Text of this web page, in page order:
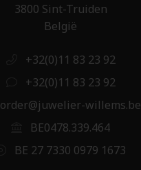
3800 Sint-Truiden
België
+32(0)11 83 23 92
+32(0)11 83 23 92
order@juwelier-willems.be
BE0478.339.464
BE 27 7330 0979 1673